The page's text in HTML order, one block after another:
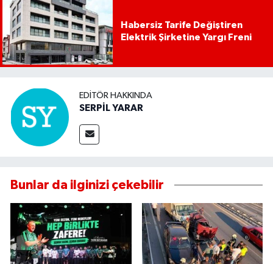
Habersiz Tarife Değiştiren
Elektrik Şirketine Yargı Freni
EDITÖR HAKKINDA
SERPİL YARAR
Bunlar da ilginizi çekebilir